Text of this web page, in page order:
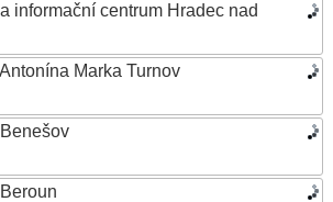
informační centrum Hradec nad
Marka Turnov